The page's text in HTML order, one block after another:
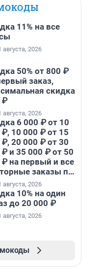
11% на все
августа, 2026
50% от 800 ₽
заказ,
скидка
₽
августа, 2026
6 000 ₽ от 10
10 000 ₽ от 15
20 000 ₽ от 30
и 35 000 ₽ от 50
на первый и все
заказы по
НАБЕРИ
августа, 2026
10% на один
до 20 000 ₽
августа, 2026